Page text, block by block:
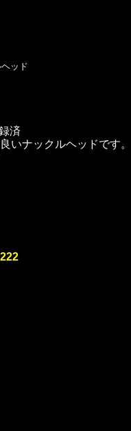
ッド
済
いナックルヘッドです。